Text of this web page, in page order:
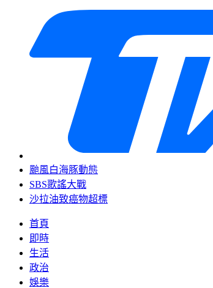
颱風白海豚動態
SBS歌謠大戰
沙拉油致癌物超標
首頁
即時
生活
政治
娛樂